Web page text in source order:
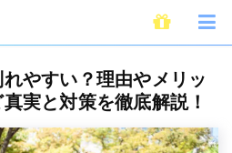
別れやすい？理由やメリット・デメリット
やすい？理由やメリッ
実と対策を徹底解説！